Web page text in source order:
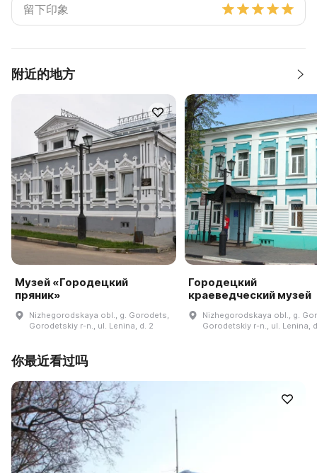
附近的地方
Музей «Городецкий
пряник»
Nizhegorodskaya obl., g. Gorodets,
Gorodetskiy r-n., ul. Lenina, d. 2
Городецкий
краеведческий музей
Nizhegorodskaya obl., g.
Gorodetskiy r-n., ul. Lenina,
你最近看过吗